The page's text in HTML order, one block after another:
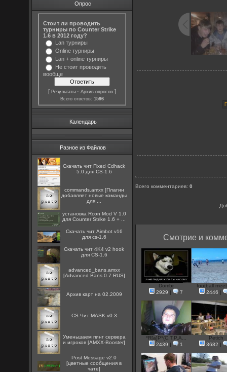
Опрос
Стоит ли проводить
турниры по Counter Strike
1.6 в 2012 году?
Lan турниры
Online турниры
Lan + online турниры
Не стоит проводить
вообще
[Результаты ·Архив опросов ]
Всего ответов:1596
Календарь
Разное из Файлов
Скачать чит Fixed Cdhack
5.0 для CS-1.6
commands.amxx [Плагин
добавляет новые команды
для ...
установка Rcon Mod V 1.0
для Counter Strike 1.6 + ...
Скачать чит Aimbot v16
для cs-1.6
Скачать чит 4K4 v2 hook
для CS-1.6
advanced_bans.amxx
[Advanced Bans 0.7 RUS]
Архив карт на 02.2009
CS Чит MASK v0.3
Уменьшаем пинг сервера
и игроков [AMXX-Booster]
Post Message v2.0
[цветные сообщения в
чате]
Всего комментариев:0
Смотрие и
Dombr
2929
| 7
football
2446
|
*R[a]P*(C.T.P.A...
2439
| 1
Petich
3682
|